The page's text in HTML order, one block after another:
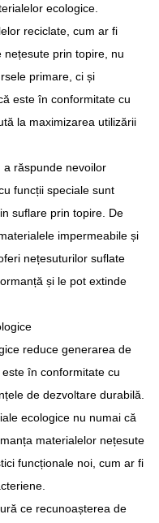
ecologice.
reciclate, cum ar fi
prin topire, nu
primare, ci și
este în conformitate cu
la maximizarea utilizării
a răspunde nevoilor
funcții speciale sunt
suflare prin topire. De
impermeabile și
nețesuturilor suflate
și le pot extinde
reduce generarea de
în conformitate cu
de dezvoltare durabilă.
ecologice nu numai că
materialelor nețesute
funcționale noi, cum ar fi
ce recunoașterea de